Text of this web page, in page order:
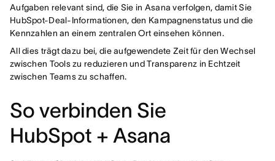
Aufgaben relevant sind, die Sie in Asana verfolgen, damit Sie
HubSpot-Deal-Informationen, den Kampagnenstatus und die
Kennzahlen an einem zentralen Ort einsehen können.
All dies trägt dazu bei, die aufgewendete Zeit für den Wechsel
zwischen Tools zu reduzieren und Transparenz in Echtzeit
zwischen Teams zu schaffen.
So verbinden Sie
HubSpot + Asana